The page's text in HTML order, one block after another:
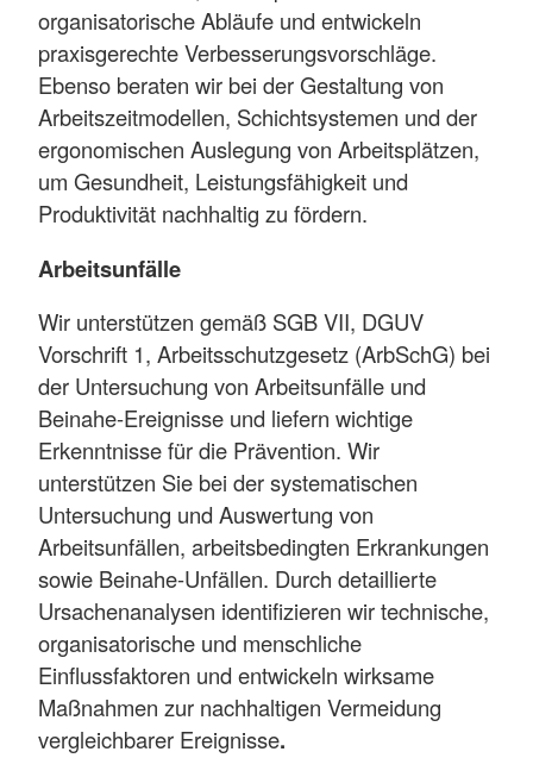
organisatorische Abläufe und entwickeln
praxisgerechte Verbesserungsvorschläge.
Ebenso beraten wir bei der Gestaltung von
Arbeitszeitmodellen, Schichtsystemen und der
ergonomischen Auslegung von Arbeitsplätzen,
um Gesundheit, Leistungsfähigkeit und
Produktivität nachhaltig zu fördern.
Arbeitsunfälle
Wir unterstützen gemäß SGB VII, DGUV
Vorschrift 1, Arbeitsschutzgesetz (ArbSchG) bei
der Untersuchung von Arbeitsunfälle und
Beinahe-Ereignisse und liefern wichtige
Erkenntnisse für die Prävention. Wir
unterstützen Sie bei der systematischen
Untersuchung und Auswertung von
Arbeitsunfällen, arbeitsbedingten Erkrankungen
sowie Beinahe-Unfällen. Durch detaillierte
Ursachenanalysen identifizieren wir technische,
organisatorische und menschliche
Einflussfaktoren und entwickeln wirksame
Maßnahmen zur nachhaltigen Vermeidung
vergleichbarer Ereignisse.